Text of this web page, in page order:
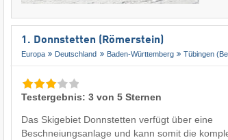
1. Donnstetten (Römerstein)
Europa Deutschland Baden-Württemberg Tübingen
Testergebnis: 3 von 5 Sternen
Das Skigebiet Donnstetten verfügt über eine
Beschneiungsanlage und kann somit die